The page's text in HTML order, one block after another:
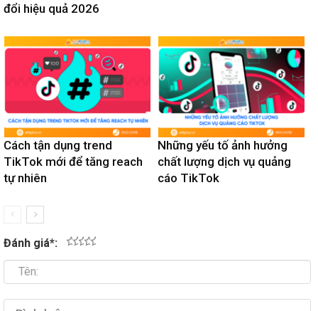
đổi hiệu quả 2026
Cách tận dụng trend
TikTok mới để tăng reach
tự nhiên
Những yếu tố ảnh hưởng
chất lượng dịch vụ quảng
cáo TikTok
Đánh giá*: